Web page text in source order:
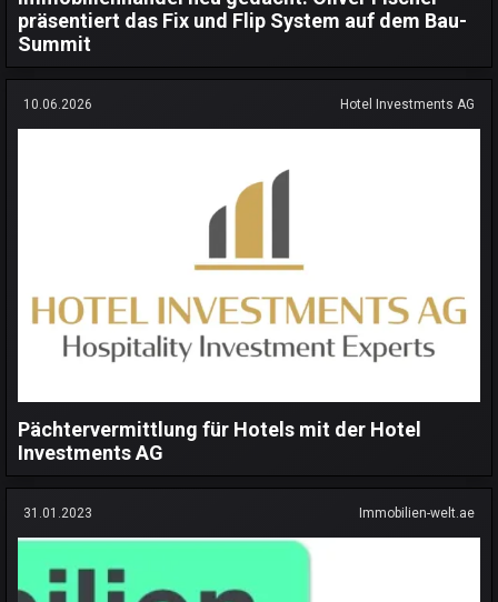
präsentiert das Fix und Flip System auf dem Bau-
Summit
10.06.2026 Hotel Investments AG
Pächtervermittlung für Hotels mit der Hotel
Investments AG
31.01.2023 Immobilien-welt.ae